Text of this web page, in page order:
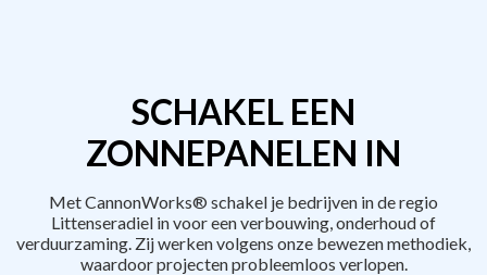
SCHAKEL EEN
ZONNEPANELEN IN
Met CannonWorks® schakel je bedrijven in de regio
Littenseradiel in voor een verbouwing, onderhoud of
verduurzaming. Zij werken volgens onze bewezen methodiek,
waardoor projecten probleemloos verlopen.